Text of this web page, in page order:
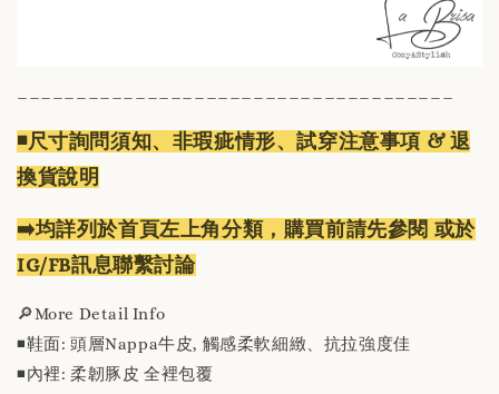
◾️尺寸詢問須知、非瑕疵情形、試穿注意事項 & 退
換貨說明
➡️均詳列於首頁左上角分類，購買前請先參閱 或於
IG/FB訊息聯繫討論
🔎More Detail Info
◾️鞋面: 頭層Nappa牛皮, 觸感柔軟細緻、抗拉強度佳
◾️內裡: 柔韌豚皮 全裡包覆